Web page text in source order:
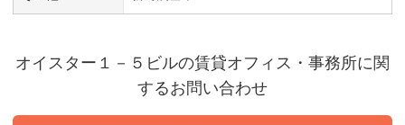
オイスター１－５ビルの賃貸オフィス・事務所に関
するお問い合わせ